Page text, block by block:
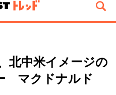
北中米イメージの
マクドナルド